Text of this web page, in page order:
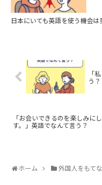
日本にいても英語を使う機会は
「
う？
「お会いできるのを楽しみに
す。」英語でなんて言う？
ホーム 外国人をもて